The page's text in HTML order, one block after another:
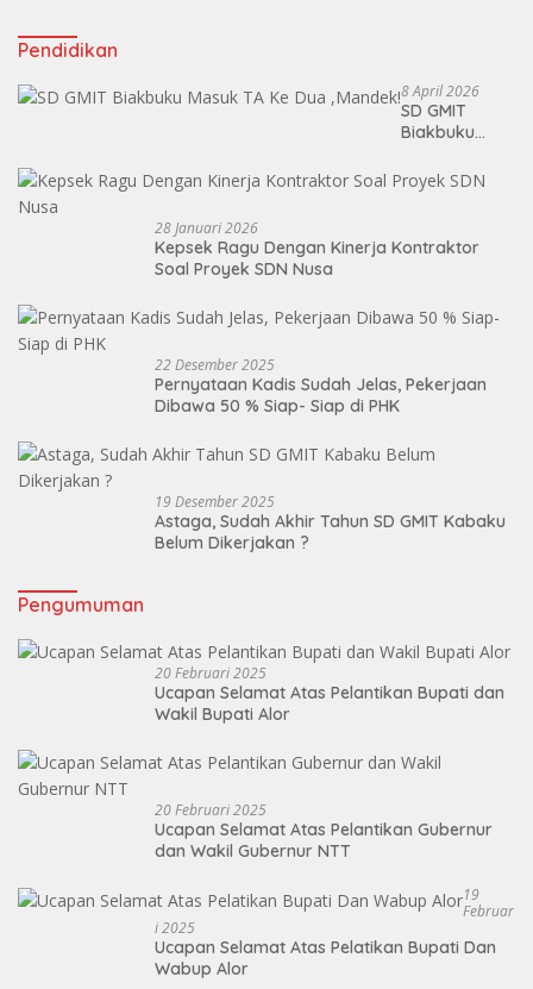
Pendidikan
8 April 2026
SD GMIT
Biakbuku
Dua ,Mandek!
28 Januari 2026
Kepsek Ragu Dengan Kinerja Kontraktor
Soal Proyek SDN Nusa
22 Desember 2025
Pernyataan Kadis Sudah Jelas, Pekerjaan
Dibawa 50 % Siap- Siap di PHK
19 Desember 2025
Astaga, Sudah Akhir Tahun SD GMIT Kabaku
Belum Dikerjakan ?
Pengumuman
20 Februari 2025
Ucapan Selamat Atas Pelantikan Bupati dan
Wakil Bupati Alor
20 Februari 2025
Ucapan Selamat Atas Pelantikan Gubernur
dan Wakil Gubernur NTT
19
Februar
I 2025
Ucapan Selamat Atas Pelatikan Bupati Dan
Wabup Alor